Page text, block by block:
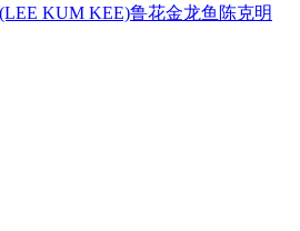
KUM KEE)鲁花金龙鱼 陈克明